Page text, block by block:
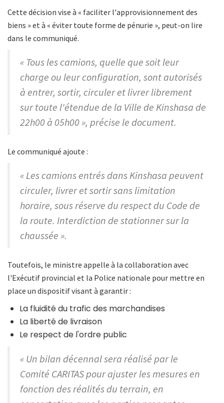
Cette décision vise à « faciliter l'approvisionnement des
biens » et à « éviter toute forme de pénurie », peut-on lire
dans le communiqué.
« Tous les camions, quelle que soit leur
charge ou leur configuration, sont autorisés
à entrer, sortir, circuler et livrer librement
sur toute l'étendue de la Ville de Kinshasa de
22h00 à 05h00 », précise le document.
Le communiqué ajoute :
« Les camions entrés dans Kinshasa peuvent
circuler, livrer et sortir sans limitation
horaire, sous réserve du respect du Code de
la route. Interdiction de stationner sur la
chaussée ».
Toutefois, le ministre appelle à la collaboration avec
l'Exécutif provincial et la Police nationale pour mettre en
place un dispositif visant à garantir :
La fluidité du trafic des marchandises
La liberté de livraison
Le respect de l'ordre public
« Un bilan décennal sera réalisé par le
Comité CARITAS pour ajuster les mesures en
fonction des réalités du terrain, en